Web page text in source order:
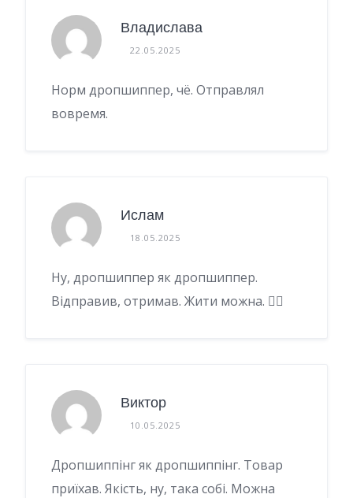
Владислава
22.05.2025
Норм дропшиппер, чё. Отправлял
вовремя.
Ислам
18.05.2025
Ну, дропшиппер як дропшиппер.
Відправив, отримав. Жити можна. 🤷‍♂️
Виктор
10.05.2025
Дропшиппінг як дропшиппінг. Товар
приїхав. Якість, ну, така собі. Можна